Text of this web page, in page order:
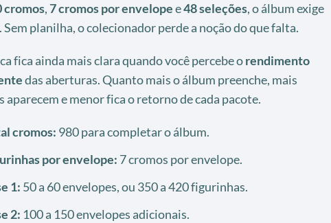
cromos,7 cromos por envelopee48 seleções, o álbum exige
planilha, o colecionador perde a noção do que falta.
fica ainda mais clara quando você percebe orendimento
das aberturas. Quanto mais o álbum preenche, mais
aparecem e menor fica o retorno de cada pacote.
cromos: 980 para completar o álbum.
por envelope: 7 cromos por envelope.
1: 50 a 60 envelopes, ou 350 a 420 figurinhas.
2: 100 a 150 envelopes adicionais.